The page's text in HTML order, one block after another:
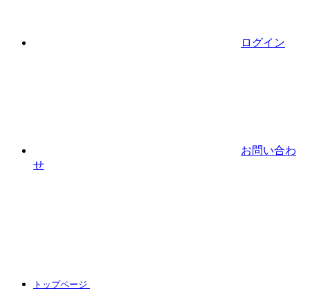
ログイン
お問い合わ
せ
トップページ